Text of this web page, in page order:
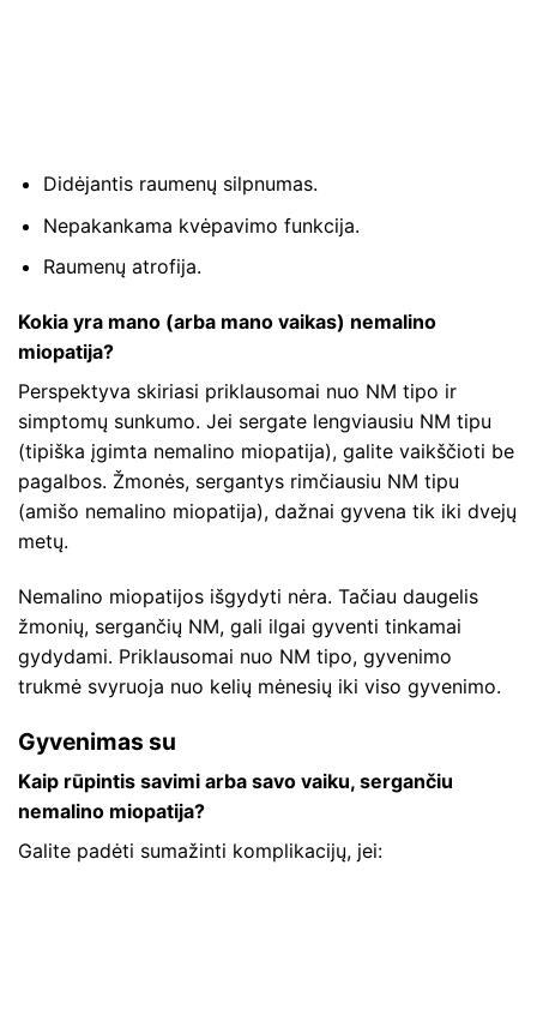
Didėjantis raumenų silpnumas.
Nepakankama kvėpavimo funkcija.
Raumenų atrofija.
Kokia yra mano (arba mano vaikas) nemalino
miopatija?
Perspektyva skiriasi priklausomai nuo NM tipo ir
simptomų sunkumo. Jei sergate lengviausiu NM tipu
(tipiška įgimta nemalino miopatija), galite vaikščioti be
pagalbos. Žmonės, sergantys rimčiausiu NM tipu
(amišo nemalino miopatija), dažnai gyvena tik iki dvejų
metų.
Nemalino miopatijos išgydyti nėra. Tačiau daugelis
žmonių, sergančių NM, gali ilgai gyventi tinkamai
gydydami. Priklausomai nuo NM tipo, gyvenimo
trukmė svyruoja nuo kelių mėnesių iki viso gyvenimo.
Gyvenimas su
Kaip rūpintis savimi arba savo vaiku, sergančiu
nemalino miopatija?
Galite padėti sumažinti komplikacijų, jei: